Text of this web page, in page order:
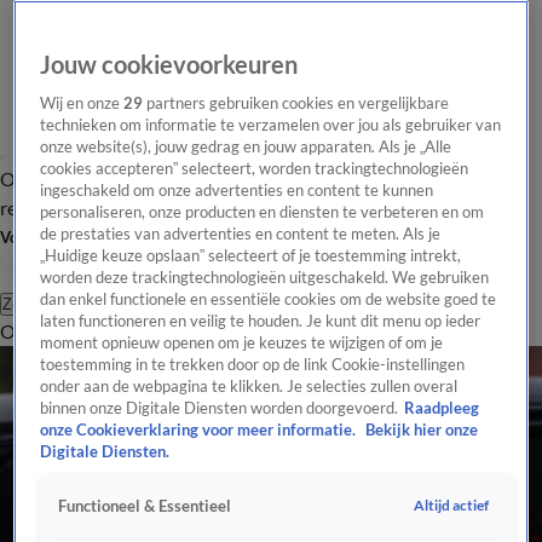
Overzicht Laatste nieuws Regionieuws Het beste van Hart
Tip de
redactie
Volg Hart van Nederland
Zoeken
OverzichtRegioUitzendingenWeerTip de redactiePanelVideo's
Jouw cookievoorkeuren
Wij en onze29 partners gebruiken cookies en vergelijkbare
technieken om informatie te verzamelen over jou als gebruiker van
onze website(s), jouw gedrag en jouw apparaten. Als je „Alle
cookies accepteren” selecteert, worden trackingtechnologieën
ingeschakeld om onze advertenties en content te kunnen
personaliseren, onze producten en diensten te verbeteren en om
de prestaties van advertenties en content te meten. Als je
„Huidige keuze opslaan” selecteert of je toestemming intrekt,
worden deze trackingtechnologieën uitgeschakeld. We gebruiken
dan enkel functionele en essentiële cookies om de website goed te
laten functioneren en veilig te houden. Je kunt dit menu op ieder
moment opnieuw openen om je keuzes te wijzigen of om je
toestemming in te trekken door op de link Cookie-instellingen
onder aan de webpagina te klikken. Je selecties zullen overal
binnen onze Digitale Diensten worden doorgevoerd. Raadpleeg
onze Cookieverklaring voor meer informatie.
Bekijk hier onze
Digitale Diensten.
Functioneel & Essentieel Altijd actief